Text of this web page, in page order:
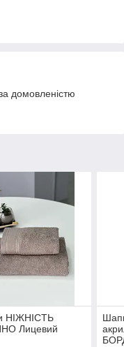
домовленістю
НІЖНІСТЬ
Лицевий